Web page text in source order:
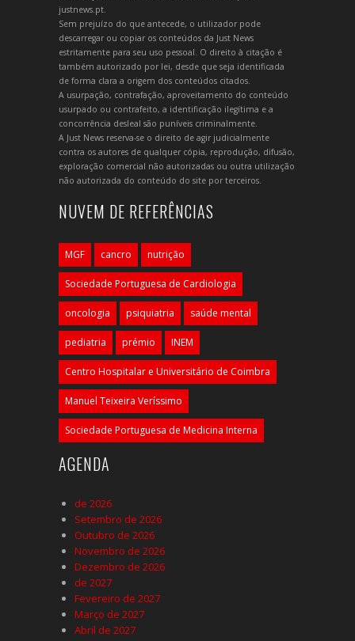
justnews.pt.
Sem prejuízo do que antecede, o utilizador pode
descarregar ou copiar os conteúdos da Just News
estritamente para seu uso pessoal. O direito à citação é
também autorizado por lei, desde que seja identificada
de forma clara a origem dos conteúdos citados.
A usurpação, contrafação, aproveitamento do conteúdo
usurpado ou contrafeito, a identificação ilegítima e a
concorrência desleal são puníveis criminalmente.
A Just News reserva-se o direito de agir judicialmente
contra os autores de qualquer cópia, reprodução, difusão,
exploração comercial não autorizadas ou outra utilização
não autorizada do conteúdo do site por terceiros.
NUVEM DE REFERÊNCIAS
MGF cancro nutrição
Sociedade Portuguesa de Cardiologia
oncologia psiquiatria saúde mental
pediatria prémio INEM
Centro Hospitalar e Universitário de Coimbra
Manuel Teixeira Veríssimo
Sociedade Portuguesa de Medicina Interna
AGENDA
de 2026
Setembro de 2026
Outubro de 2026
Novembro de 2026
Dezembro de 2026
de 2027
Fevereiro de 2027
Março de 2027
Abril de 2027